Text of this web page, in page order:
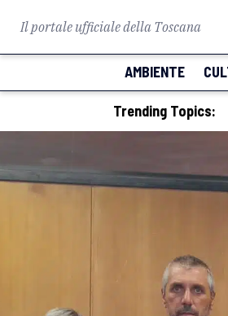
Il portale ufficiale della Toscana
AMBIENTE
Trending Topics: